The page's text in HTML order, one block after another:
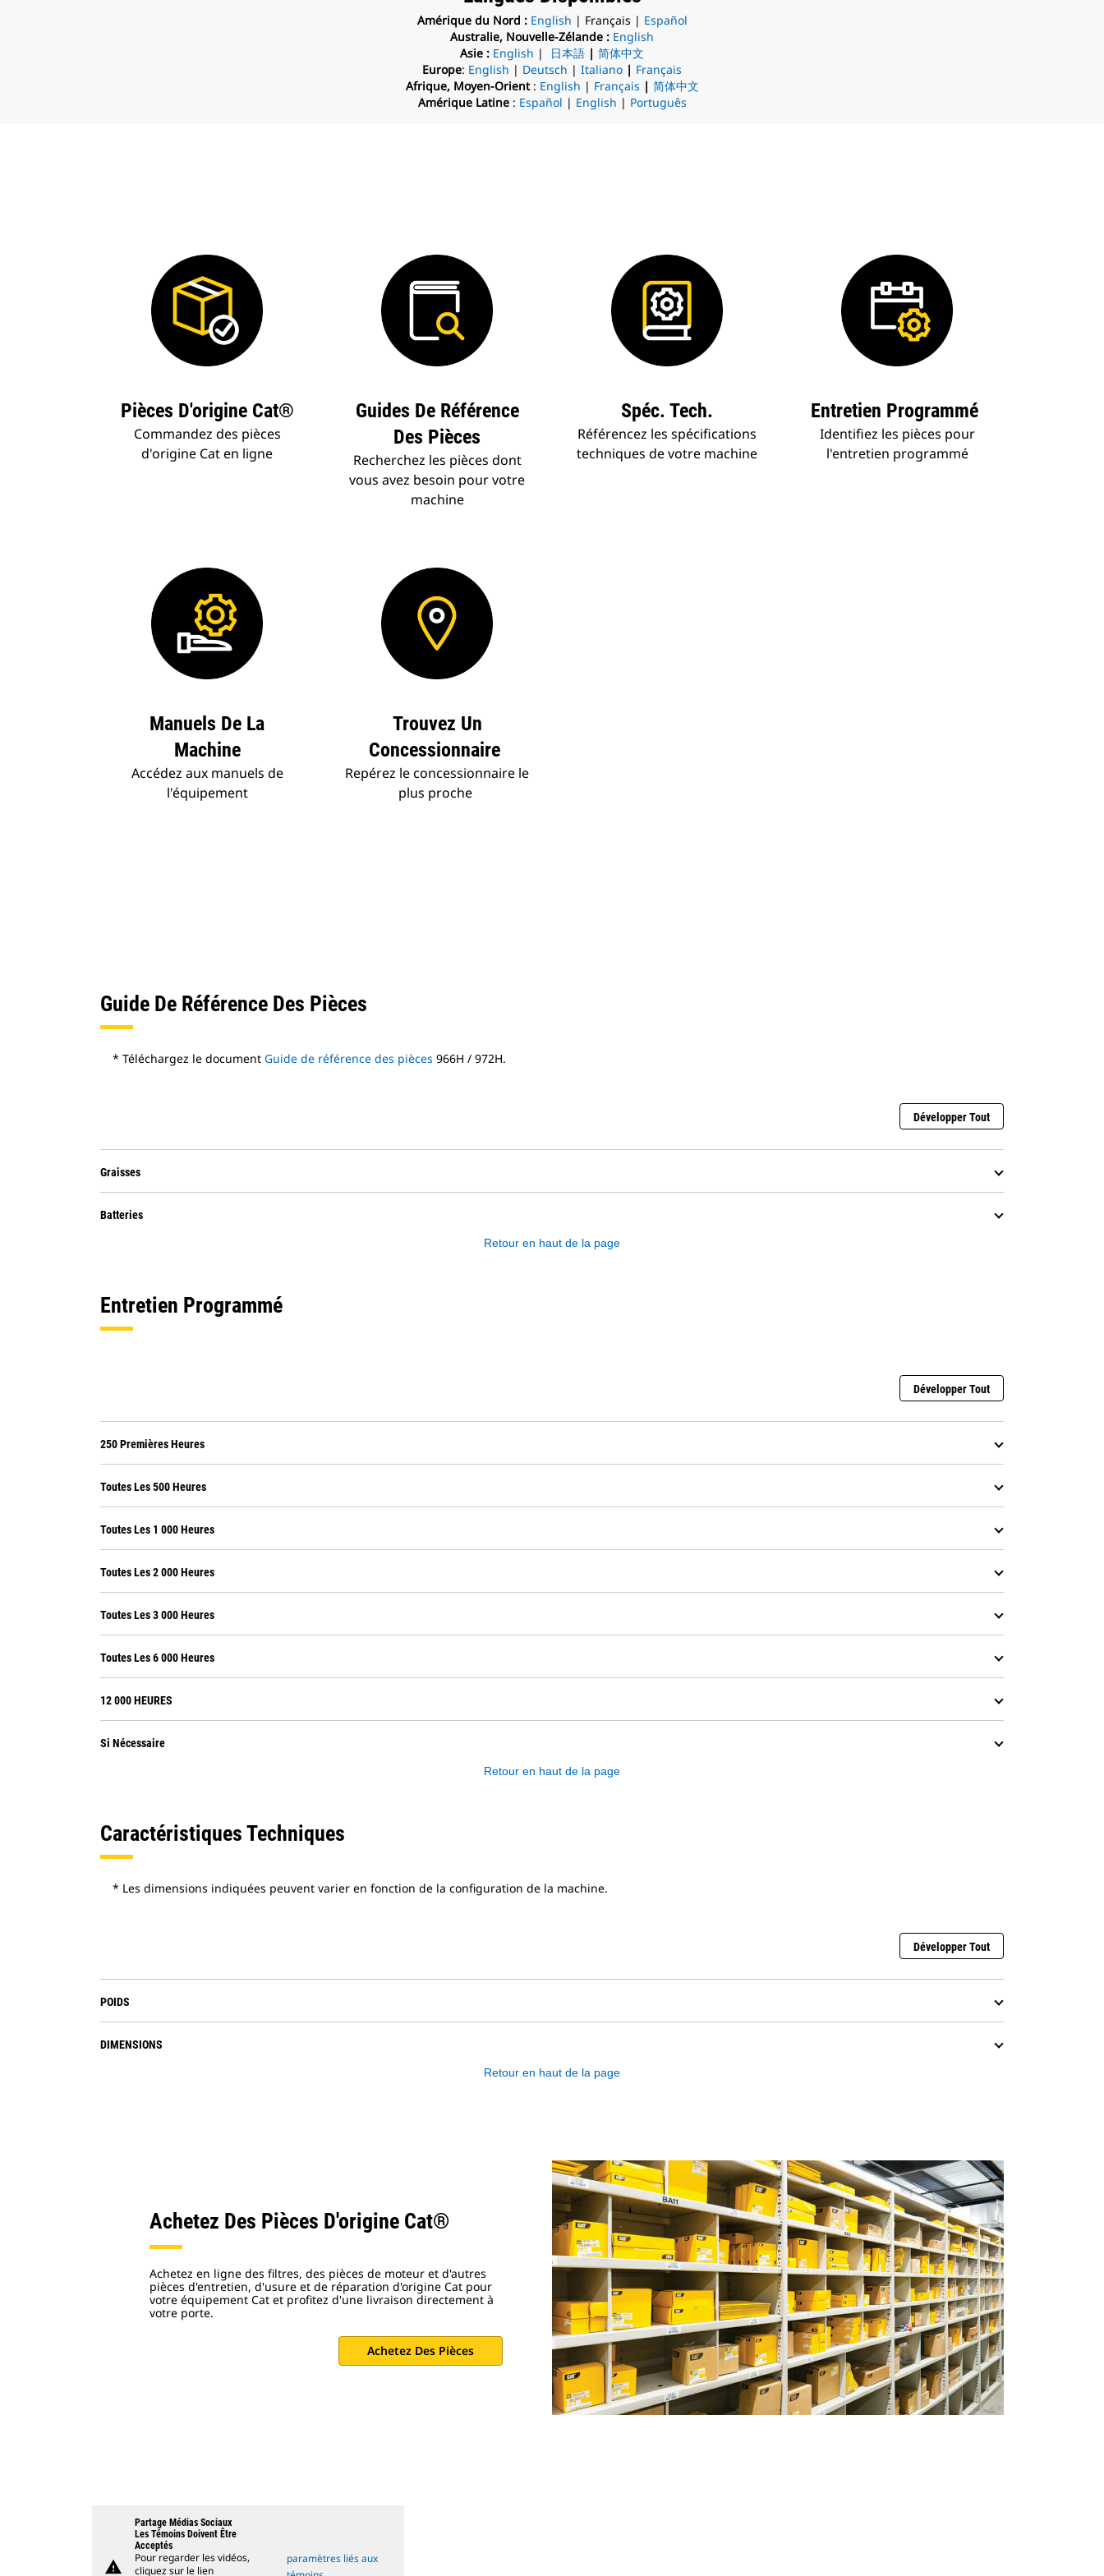
Amérique du Nord : English | Français | Español
Australie, Nouvelle-Zélande : English
Asie : English | 日本語 | 简体中文
Europe: English | Deutsch | Italiano | Français
Afrique, Moyen-Orient: English | Français | 简体中文
Amérique Latine: Español | English | Português
Pièces D'origine Cat®
Commandez des pièces
d'origine Cat en ligne
Guides De Référence
Des Pièces
Recherchez les pièces dont
vous avez besoin pour votre
machine
Spéc. Tech.
Référencez les spécifications
techniques de votre machine
Entretien Programmé
Identifiez les pièces pour
l'entretien programmé
Manuels De La
Machine
Accédez aux manuels de
l'équipement
Trouvez Un
Concessionnaire
Repérez le concessionnaire le
plus proche
Guide De Référence Des Pièces
* Téléchargez le document Guide de référence des pièces 966H / 972H.
Développer Tout
Graisses
Batteries
Retour en haut de la page
Entretien Programmé
Développer Tout
250 Premières Heures
Toutes Les 500 Heures
Toutes Les 1 000 Heures
Toutes Les 2 000 Heures
Toutes Les 3 000 Heures
Toutes Les 6 000 Heures
12 000 HEURES
Si Nécessaire
Retour en haut de la page
Caractéristiques Techniques
* Les dimensions indiquées peuvent varier en fonction de la configuration de la machine.
Développer Tout
POIDS
DIMENSIONS
Retour en haut de la page
Achetez Des Pièces D'origine Cat®
Achetez en ligne des filtres, des pièces de moteur et d'autres
pièces d'entretien, d'usure et de réparation d'origine Cat pour
votre équipement Cat et profitez d'une livraison directement à
votre porte.
Achetez Des Pièces
warning
Partage Médias Sociaux
Les Témoins Doivent Être
Acceptés
Pour regarder les vidéos,
cliquez sur le lien
paramètres liés aux